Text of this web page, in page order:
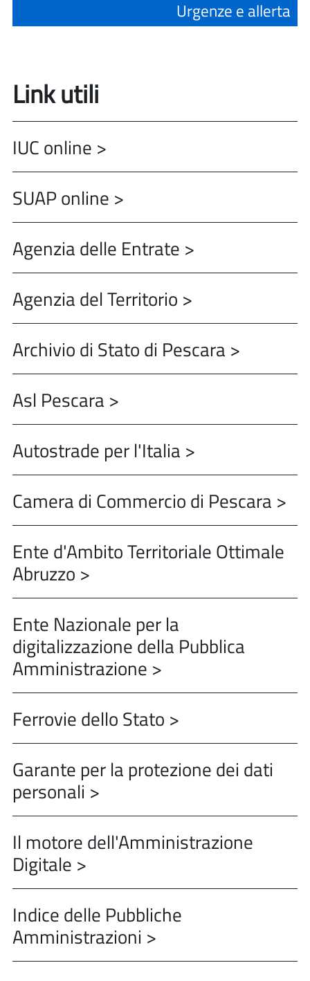
Urgenze e allerta
Link utili
IUC online >
SUAP online >
Agenzia delle Entrate >
Agenzia del Territorio >
Archivio di Stato di Pescara >
Asl Pescara >
Autostrade per l'Italia >
Camera di Commercio di Pescara >
Ente d'Ambito Territoriale Ottimale
Abruzzo >
Ente Nazionale per la
digitalizzazione della Pubblica
Amministrazione >
Ferrovie dello Stato >
Garante per la protezione dei dati
personali >
Il motore dell'Amministrazione
Digitale >
Indice delle Pubbliche
Amministrazioni >